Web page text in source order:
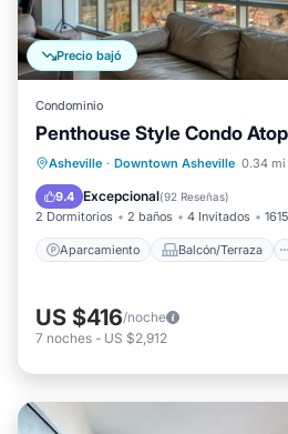
Precio bajó
Condominio
Penthouse Style Condo
Asheville · Downtown Asheville 0.34 mi
9.4 Excepcional(92 Reseñas)
2 Dormitorios 2 baños 4 Invitados
Aparcamiento Balcón/Terraza
Aparcamiento
Balcón/
Cocina
Aire
US $416/noche
7 noches - US $2,912